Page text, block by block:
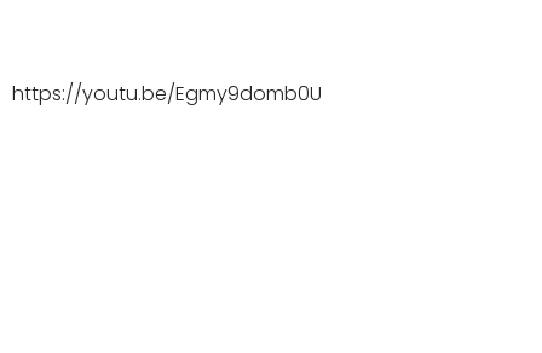
https://youtu.be/Egmy9domb0U